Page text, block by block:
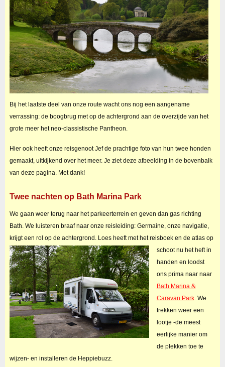
Bij het laatste deel van onze route wacht ons nog een aangename
verrassing: de boogbrug met op de achtergrond aan de overzijde van het
grote meer het neo-classistische Pantheon.
Hier ook heeft onze reisgenoot Jef de prachtige foto van hun twee honden
gemaakt, uitkijkend over het meer. Je ziet deze afbeelding in de bovenbalk
van deze pagina. Met dank!
Twee nachten op Bath Marina Park
We gaan weer terug naar het parkeerterrein en geven dan gas richting
Bath. We luisteren braaf naar onze reisleiding: Germaine, onze navigatie,
krijgt een rol op de achtergrond.Loes heeft met het reisboek en de atlas op
schoot nu het heft in
handen en loodst
ons prima naar naar
Bath Marina &
Caravan Park. We
trekken weer een
lootje -de meest
eerlijke manier om
de plekken toe te
wijzen- en installeren de Heppiebuzz.